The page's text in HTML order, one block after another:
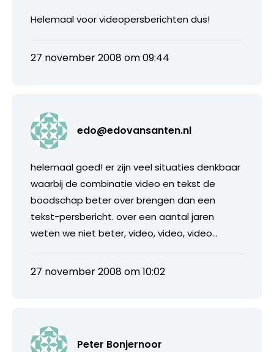
Helemaal voor videopersberichten dus!
27 november 2008 om 09:44
edo@edovansanten.nl
helemaal goed! er zijn veel situaties denkbaar
waarbij de combinatie video en tekst de
boodschap beter over brengen dan een
tekst-persbericht. over een aantal jaren
weten we niet beter, video, video, video…
27 november 2008 om 10:02
Peter Bonjernoor